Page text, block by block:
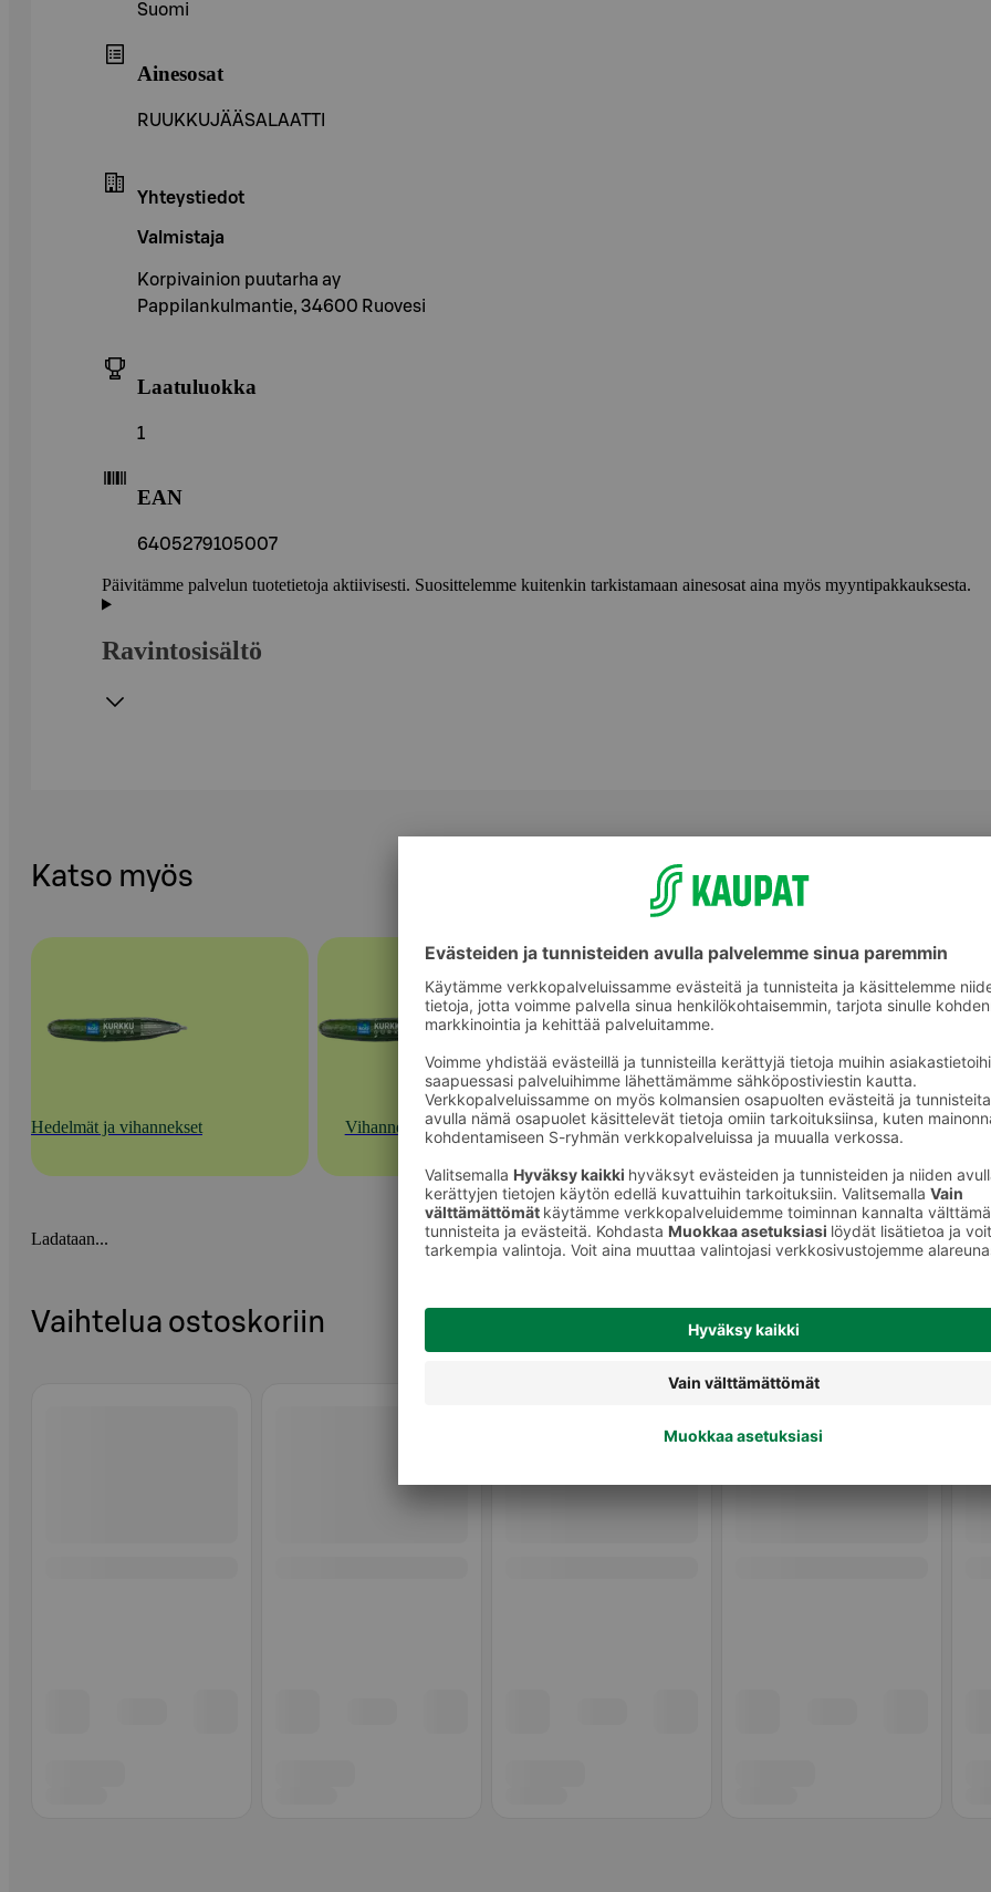
Suomi
Ainesosat
RUUKKUJÄÄSALAATTI
Yhteystiedot
Valmistaja
Korpivainion puutarha ay
Pappilankulmantie, 34600 Ruovesi
Laatuluokka
1
EAN
6405279105007
Päivitämme palvelun tuotetietoja aktiivisesti. Suosittelemme kuitenkin tarkistamaan ainesosat aina myös myyntipakkauksesta.
Ravintosisältö
Katso myös
Hedelmät ja vihannekset Vihannekset Salaatit
Ladataan...
Vaihtelua ostoskoriin